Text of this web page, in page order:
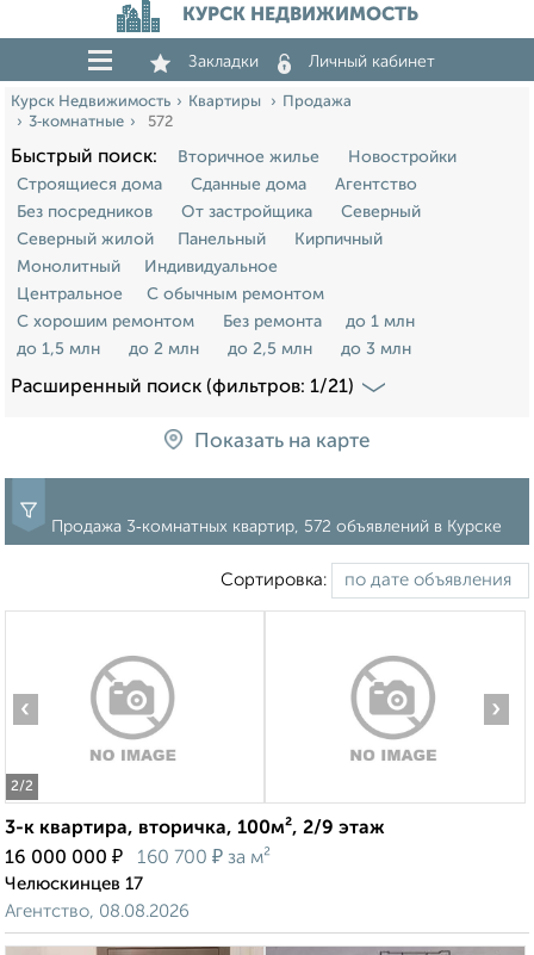
КУРСК НЕДВИЖИМОСТЬ
Закладки Личный кабинет
Курск Недвижимость Квартиры
Продажа
3‑комнатные
572
Быстрый поиск: Вторичное жилье
Новостройки
Строящиеся дома
Сданные дома
Агентство
Без посредников
От застройщика
Северный
Северный жилой
Панельный
Кирпичный
Монолитный
Индивидуальное
Центральное
С обычным ремонтом
С хорошим ремонтом
Без ремонта
до 1 млн
до 1,5 млн
до 2 млн до 2,5 млн до 3 млн
Расширенный поиск (фильтров: 1/21)
Показать на карте
Продажа 3‑комнатных квартир, 572 объявлений в Курске
Сортировка:
2/2
‹ ›
3-к квартира, вторичка, 100м², 2/9 этаж
16 000 000 ₽ 160 700 ₽ за м²
Челюскинцев 17
Агентство, 08.08.2026